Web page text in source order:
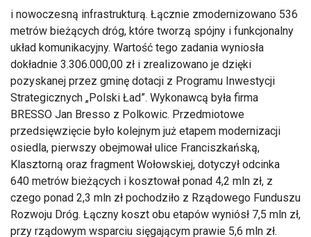
i nowoczesną infrastrukturą. Łącznie zmodernizowano 536
metrów bieżących dróg, które tworzą spójny i funkcjonalny
układ komunikacyjny. Wartość tego zadania wyniosła
dokładnie 3.306.000,00 zł i zrealizowano je dzięki
pozyskanej przez gminę dotacji z Programu Inwestycji
Strategicznych „Polski Ład”. Wykonawcą była firma
BRESSO Jan Bresso z Polkowic. Przedmiotowe
przedsięwzięcie było kolejnym już etapem modernizacji
osiedla, pierwszy obejmował ulice Franciszkańską,
Klasztorną oraz fragment Wołowskiej, dotyczył odcinka
640 metrów bieżących i kosztował ponad 4,2 mln zł, z
czego ponad 2,3 mln zł pochodziło z Rządowego Funduszu
Rozwoju Dróg. Łączny koszt obu etapów wyniósł 7,5 mln zł,
przy rządowym wsparciu sięgającym prawie 5,6 mln zł.